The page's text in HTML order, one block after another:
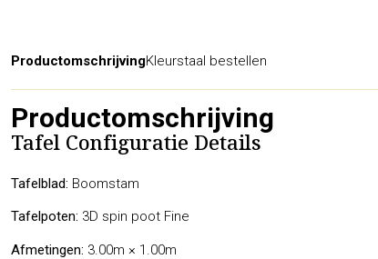
ProductomschrijvingKleurstaal bestellen
Productomschrijving
Tafel Configuratie Details
Tafelblad: Boomstam
Tafelpoten: 3D spin poot Fine
Afmetingen: 3.00m × 1.00m